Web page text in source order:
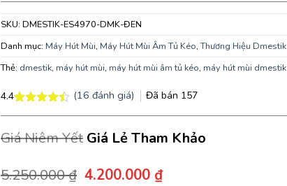
SKU: DMESTIK-ES4970-DMK-ĐEN
Danh mục: Máy Hút Mùi, Máy Hút Mùi Âm Tủ Kéo,Thương Hiệu Dmestik
Thẻ: dmestik, máy hút mùi, máy hút mùi âm tủ kéo, máy hút mùi dmestik
4.4
4.4trên 5
16
đánh giá
(16 đánh giá) Đã bán 157
Giá Niêm Yết Giá Lẻ Tham Khảo
5.250.000₫ Giá
4.200.000 ₫Giá